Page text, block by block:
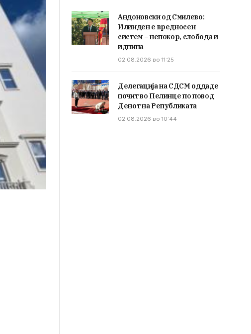
Андоновски од Смилево:
Илинден е вредносен
систем – непокор, слобода и
иднина
02.08.2026 во 11:25
Делегација на СДСМ оддаде
почит во Пелинце по повод
Денот на Републиката
02.08.2026 во 10:44